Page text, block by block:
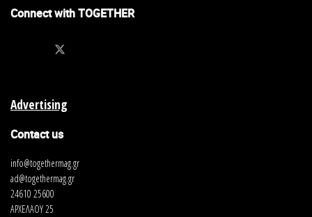
Connect with TOGETHER
Advertising
Contact us
info@togethermag.gr
ad@togethermag.gr
24610 25600
ΑΡΧΕΛΑΟΥ 25